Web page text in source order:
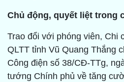
Chủ động, quyết liệt trong
Trao đổi với phóng viên, Chi
QLTT tỉnh Vũ Quang Thắng
Công điện số 38/CĐ-TTg,
tướng Chính phủ về tăng